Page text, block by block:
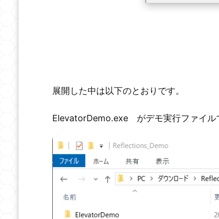
展開した中は以下のとおりです。
ElevatorDemo.exe がデモ実行ファイル